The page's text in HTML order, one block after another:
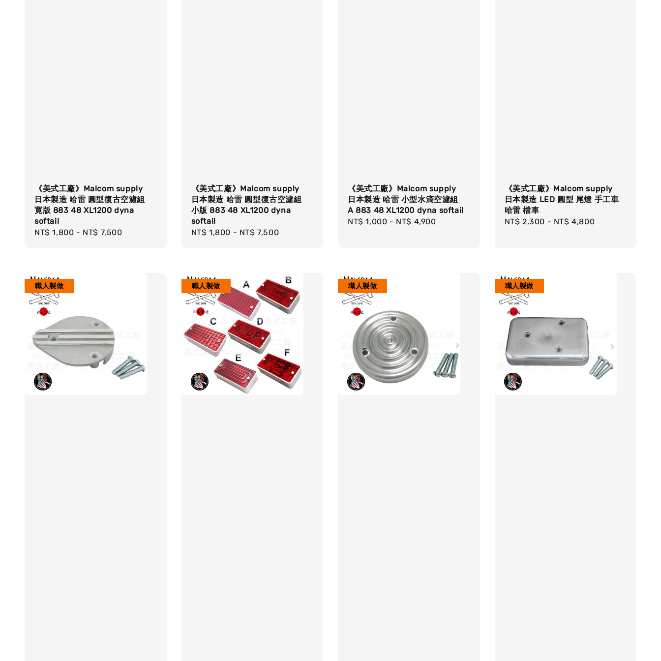
《美式工廠》Malcom supply
日本製造 哈雷 圓型復古空濾組
寛版 883 48 XL1200 dyna
softail
Regular
NT$ 1,800 - NT$ 7,500
《美式工廠》Malcom supply
日本製造 哈雷 圓型復古空濾組
小版 883 48 XL1200 dyna
softail
Regular
NT$ 1,800 - NT$ 7,500
《美式工廠》Malcom supply
日本製造 哈雷 小型水滴空濾組
A 883 48 XL1200 dyna softail
Regular
NT$ 1,000 - NT$ 4,900
《美式工廠》Malcom supply
日本製造 LED 圓型 尾燈 手工車
哈雷 檔車
Regular
NT$ 2,300 - NT$ 4,800
職人製做 職人製做 職人製做 職人製做